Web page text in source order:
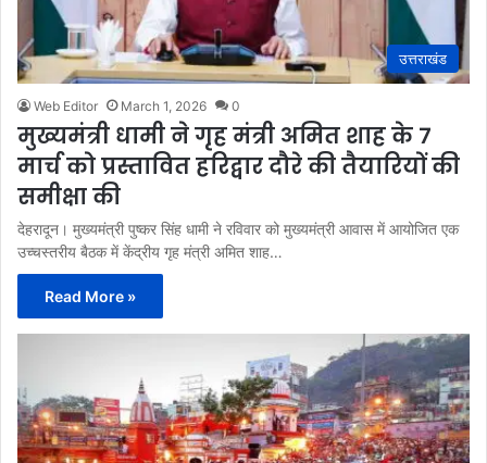
उत्तराखंड
Web Editor March 1, 2026 0
मुख्यमंत्री धामी ने गृह मंत्री अमित शाह के 7
मार्च को प्रस्तावित हरिद्वार दौरे की तैयारियों की
समीक्षा की
देहरादून। मुख्यमंत्री पुष्कर सिंह धामी ने रविवार को मुख्यमंत्री आवास में आयोजित एक
उच्चस्तरीय बैठक में केंद्रीय गृह मंत्री अमित शाह…
Read More »